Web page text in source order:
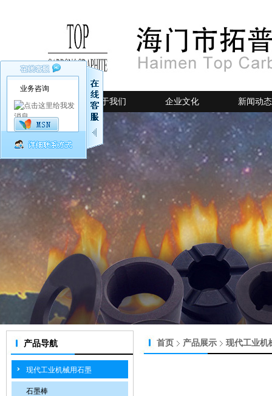
网站首页 关于我们 企业文化 新闻动态
产品导航
现代工业机械用石墨
石墨棒
首页 产品展示 现代工业机
业务咨询